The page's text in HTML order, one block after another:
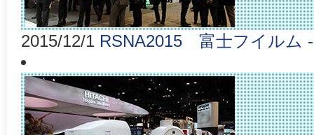
2015/12/1 RSNA2015 富士フイルム